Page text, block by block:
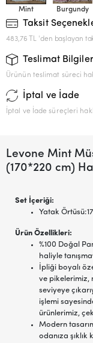
Mint Burgundy
Taksit
483,76 TL 'den başlayan
Teslimat
Ürünün teslimat süreci
İptal ve İade
İptal ve İade süreçleri
Levone Mint
(170*220 cm)
Set İçeriği:
Yatak
Ürün Özellikleri:
%100 Doğal
haliyle
İpliği boyalı
ve pikelerimiz,
seviyeye
işlemi
ürünlerimiz,
Modern
odanıza